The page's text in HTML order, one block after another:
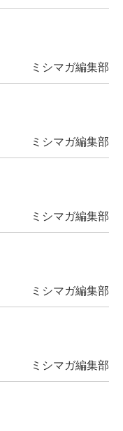
ミシマガ編集部
ミシマガ編集部
ミシマガ編集部
ミシマガ編集部
ミシマガ編集部